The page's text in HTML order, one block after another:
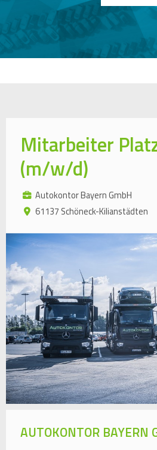
Mitarbeiter
(m/w/d)
Autokontor Bayern GmbH
61137 Schöneck-Kilianstädten
AUTOKONTOR BAYERN